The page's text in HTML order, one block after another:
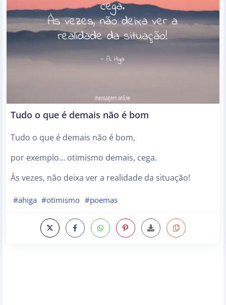
Tudo o que é demais não é bom
Tudo o que é demais não é bom,
por exemplo… otimismo demais, cega.
Às vezes, não deixa ver a realidade da situação!
#ahiga #otimismo #poemas